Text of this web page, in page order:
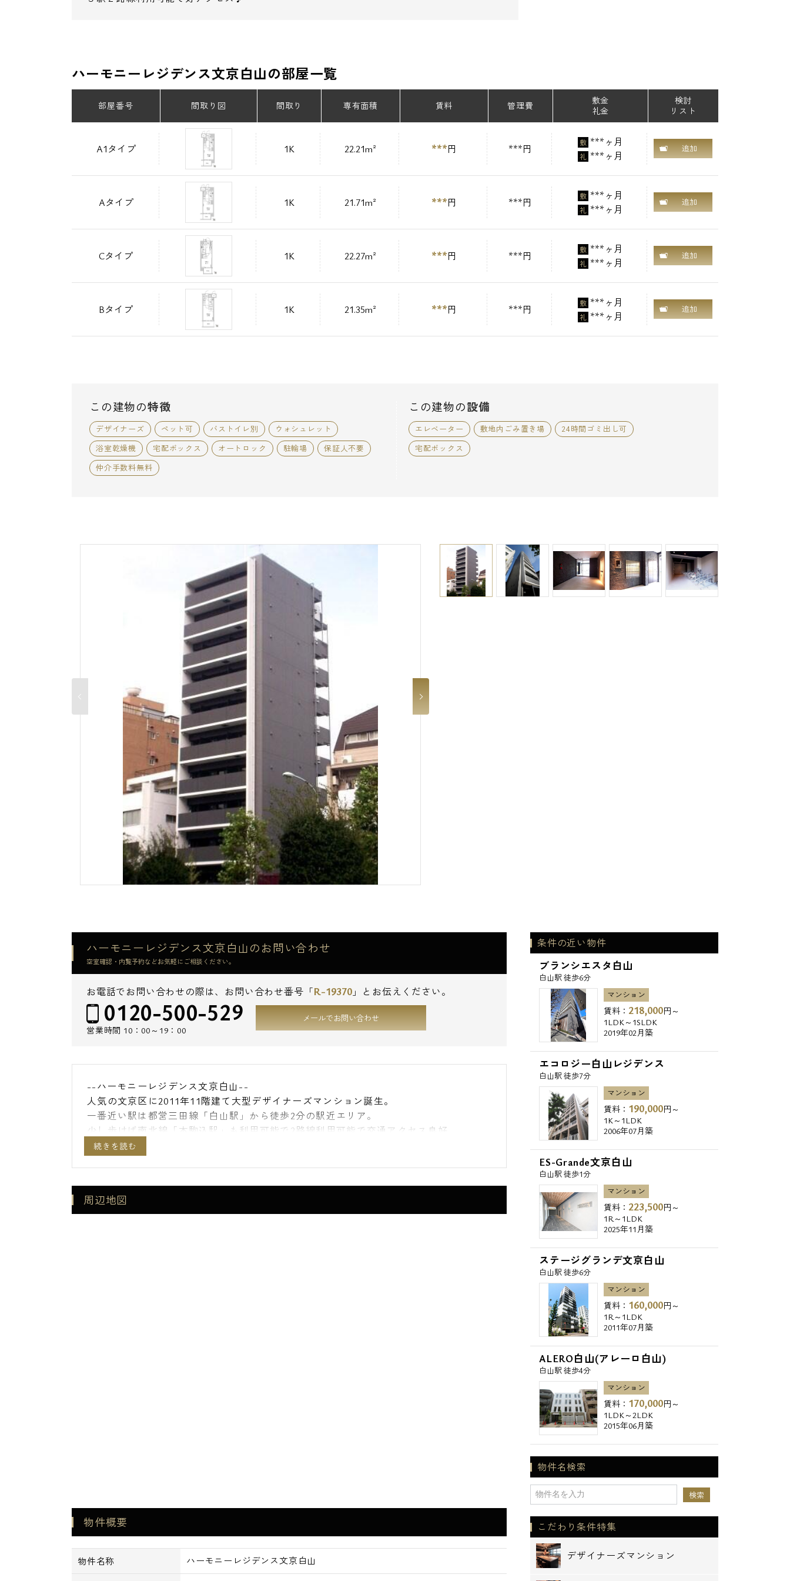
ハーモニーレジデンス文京白山の部屋一覧
部屋番号 間取り図 間取り 専有面積 賃料 管理費
敷金
礼金
検討
リスト
A1タイプ 1K 22.21m² ***円 ***円 敷 ***ヶ月
礼 ***ヶ月
追加
Aタイプ 1K 21.71m² ***円 ***円 敷 ***ヶ月
礼 ***ヶ月
追加
Cタイプ 1K 22.27m² ***円 ***円 敷 ***ヶ月
礼 ***ヶ月
追加
Bタイプ 1K 21.35m² ***円 ***円 敷 ***ヶ月
礼 ***ヶ月
追加
この建物の特徴
デザイナーズ ペット可 バストイレ別
ウォシュレット
浴室乾燥機
宅配ボックス オートロック 駐輪場
保証人不要
仲介手数料無料
この建物の設備
エレベーター 敷地内ごみ置き場
24時間ゴミ出し可
宅配ボックス
ハーモニーレジデンス文京白山のお問い合わせ
空室確認・内覧予約などお気軽にご相談ください。
お電話でお問い合わせの際は、お問い合わせ番号「R-19370 」とお伝えください。
0120-500-529
営業時間 10：00～19：00
メールでお問い合わせ
--ハーモニーレジデンス文京白山--
人気の文京区に2011年11階建て大型デザイナーズマンション誕生。
一番近い駅は都営三田線「白山駅」から徒歩2分の駅近エリア。
少し歩けば南北線「本駒込駅」も利用可能で2路線利用可能で交通アクセス良好。
大通りから一本入った立地で落ち着いた暮らしいやす住環境です。
1Kタイプを中心としたシングル向けのマンション。
安全です。
宅配ボックスや敷地内に24時間ゴミ捨て可能なゴミ置き場があり忙しいビジネスマンに
■オートバス
■マルチメディアコンセント
周辺地図
物件概要
物件名称 ハーモニーレジデンス文京白山
条件の近い物件
ブランシエスタ白山
白山駅 徒歩6分
マンション
賃料： 218,000円～
1LDK～1SLDK
2019年02月築
エコロジー白山レジデンス
白山駅 徒歩7分
マンション
賃料： 190,000円～
1K～1LDK
2006年07月築
ES-Grande文京白山
白山駅 徒歩1分
マンション
賃料： 223,500円～
1R～1LDK
2025年11月築
ステージグランデ文京白山
白山駅 徒歩6分
マンション
賃料： 160,000円～
1R～1LDK
2011年07月築
ALERO白山(アレーロ白山)
白山駅 徒歩4分
マンション
賃料： 170,000円～
1LDK～2LDK
2015年06月築
物件名検索
こだわり条件特集
デザイナーズマンション